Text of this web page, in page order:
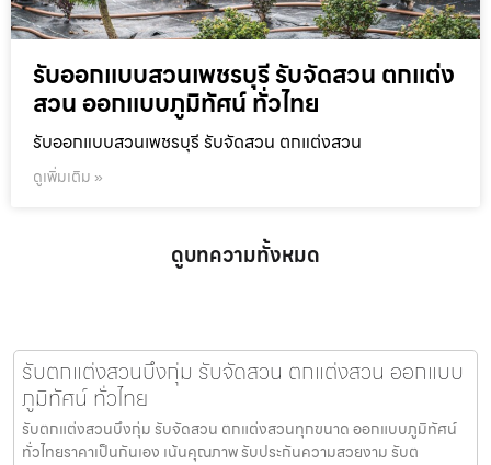
รับออกแบบสวนเพชรบุรี รับจัดสวน ตกแต่ง
สวน ออกแบบภูมิทัศน์ ทั่วไทย
รับออกแบบสวนเพชรบุรี รับจัดสวน ตกแต่งสวน
ดูเพิ่มเติม »
ดูบทความทั้งหมด
รับตกแต่งสวนบึงกุ่ม รับจัดสวน ตกแต่งสวน ออกแบบ
ภูมิทัศน์ ทั่วไทย
รับตกแต่งสวนบึงกุ่ม รับจัดสวน ตกแต่งสวนทุกขนาด ออกแบบภูมิทัศน์
ทั่วไทยราคาเป็นกันเอง เน้นคุณภาพ รับประกันความสวยงาม รับต